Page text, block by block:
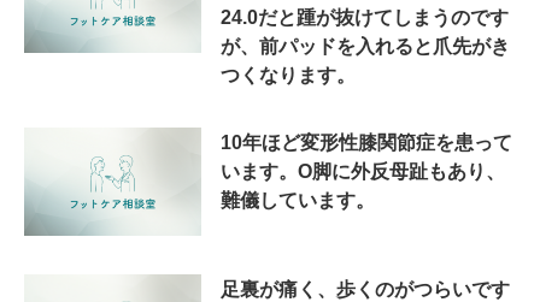
24.0だと踵が抜けてしまうのです
が、前パッドを入れると爪先がき
つくなります。
10年ほど変形性膝関節症を患って
います。O脚に外反母趾もあり、
難儀しています。
足裏が痛く、歩くのがつらいです